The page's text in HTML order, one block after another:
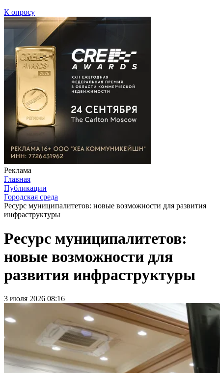
К опросу
Реклама
Главная
Публикации
Городская среда
Ресурс муниципалитетов: новые возможности для развития
инфраструктуры
Ресурс муниципалитетов:
новые возможности для
развития инфраструктуры
3 июля 2026 08:16